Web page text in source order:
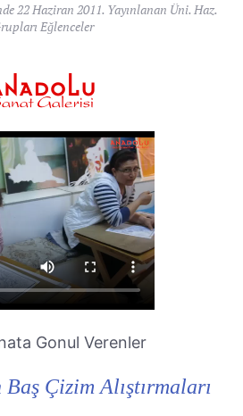
22 Haziran 2011. Yayınlanan Üni. Haz.
Eğlenceler
Gonul Verenler
Çizim Alıştırmaları